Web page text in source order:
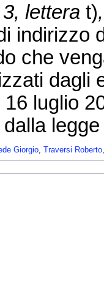
lettera t)
indirizzo
che
dagli
luglio
Giorgio Traversi Roberto